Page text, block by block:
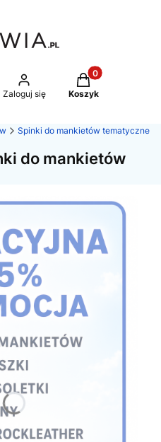
Zaloguj się
Produkty w
Koszyk
Spinki do mankietów tematyczne
do mankietów